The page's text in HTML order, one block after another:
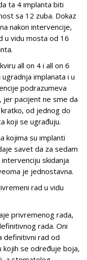
ta 4 implanta biti
sa 12 zuba. Dokaz
nakon intervencije,
u vidu mosta od 16
all on 4 i all on 6
implanata i u
podrazumeva
jer pacijent ne sme da
od jednog do
koji se ugrađuju.
kojima su implanti
savet da za sedam
skidanja
je jednostavna.
rad u vidu
privremenog rada,
rada. Oni
definitivni rad od
kojih se određuje boja,